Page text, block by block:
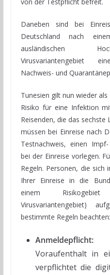
von der Testpflicht befreit.
Daneben sind bei
Deutschland nach
ausländischen
Virusvariantengebiet
Nachweis- und
Tunesien gilt nun wieder
Risiko für eine Infektion
Reisenden, die das
müssen bei Einreise nach
Testnachweis, einen
bei der Einreise vorlegen.
Regeln. Personen, die
Ihrer Einreise in die
einem
Virusvariantengebiet)
bestimmte Regeln beachten:
Anmeldepflicht:
Voraufenthalt in
verpflichtet die